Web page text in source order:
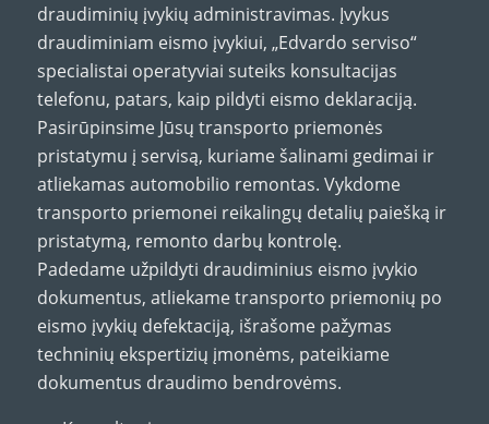
draudiminių įvykių administravimas. Įvykus
draudiminiam eismo įvykiui, „Edvardo serviso“
specialistai operatyviai suteiks konsultacijas
telefonu, patars, kaip pildyti eismo deklaraciją.
Pasirūpinsime Jūsų transporto priemonės
pristatymu į servisą, kuriame šalinami gedimai ir
atliekamas automobilio remontas. Vykdome
transporto priemonei reikalingų detalių paiešką ir
pristatymą, remonto darbų kontrolę.
Padedame užpildyti draudiminius eismo įvykio
dokumentus, atliekame transporto priemonių po
eismo įvykių defektaciją, išrašome pažymas
techninių ekspertizių įmonėms, pateikiame
dokumentus draudimo bendrovėms.